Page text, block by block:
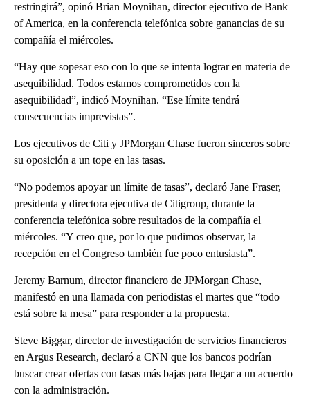
restringirá”, opinó Brian Moynihan, director ejecutivo de Bank
of America, en la conferencia telefónica sobre ganancias de su
compañía el miércoles.
“Hay que sopesar eso con lo que se intenta lograr en materia de
asequibilidad. Todos estamos comprometidos con la
asequibilidad”, indicó Moynihan. “Ese límite tendrá
consecuencias imprevistas”.
Los ejecutivos de Citi y JPMorgan Chase fueron sinceros sobre
su oposición a un tope en las tasas.
“No podemos apoyar un límite de tasas”, declaró Jane Fraser,
presidenta y directora ejecutiva de Citigroup, durante la
conferencia telefónica sobre resultados de la compañía el
miércoles. “Y creo que, por lo que pudimos observar, la
recepción en el Congreso también fue poco entusiasta”.
Jeremy Barnum, director financiero de JPMorgan Chase,
manifestó en una llamada con periodistas el martes que “todo
está sobre la mesa” para responder a la propuesta.
Steve Biggar, director de investigación de servicios financieros
en Argus Research, declaró a CNN que los bancos podrían
buscar crear ofertas con tasas más bajas para llegar a un acuerdo
con la administración.